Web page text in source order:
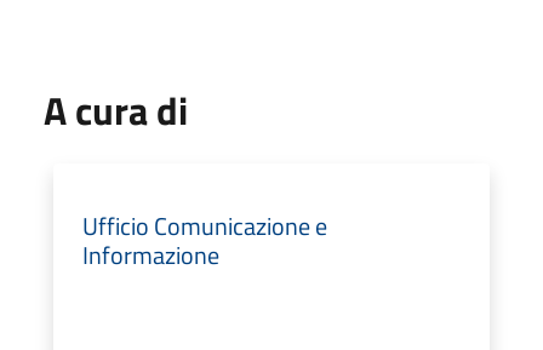
A cura di
Ufficio Comunicazione e
Informazione